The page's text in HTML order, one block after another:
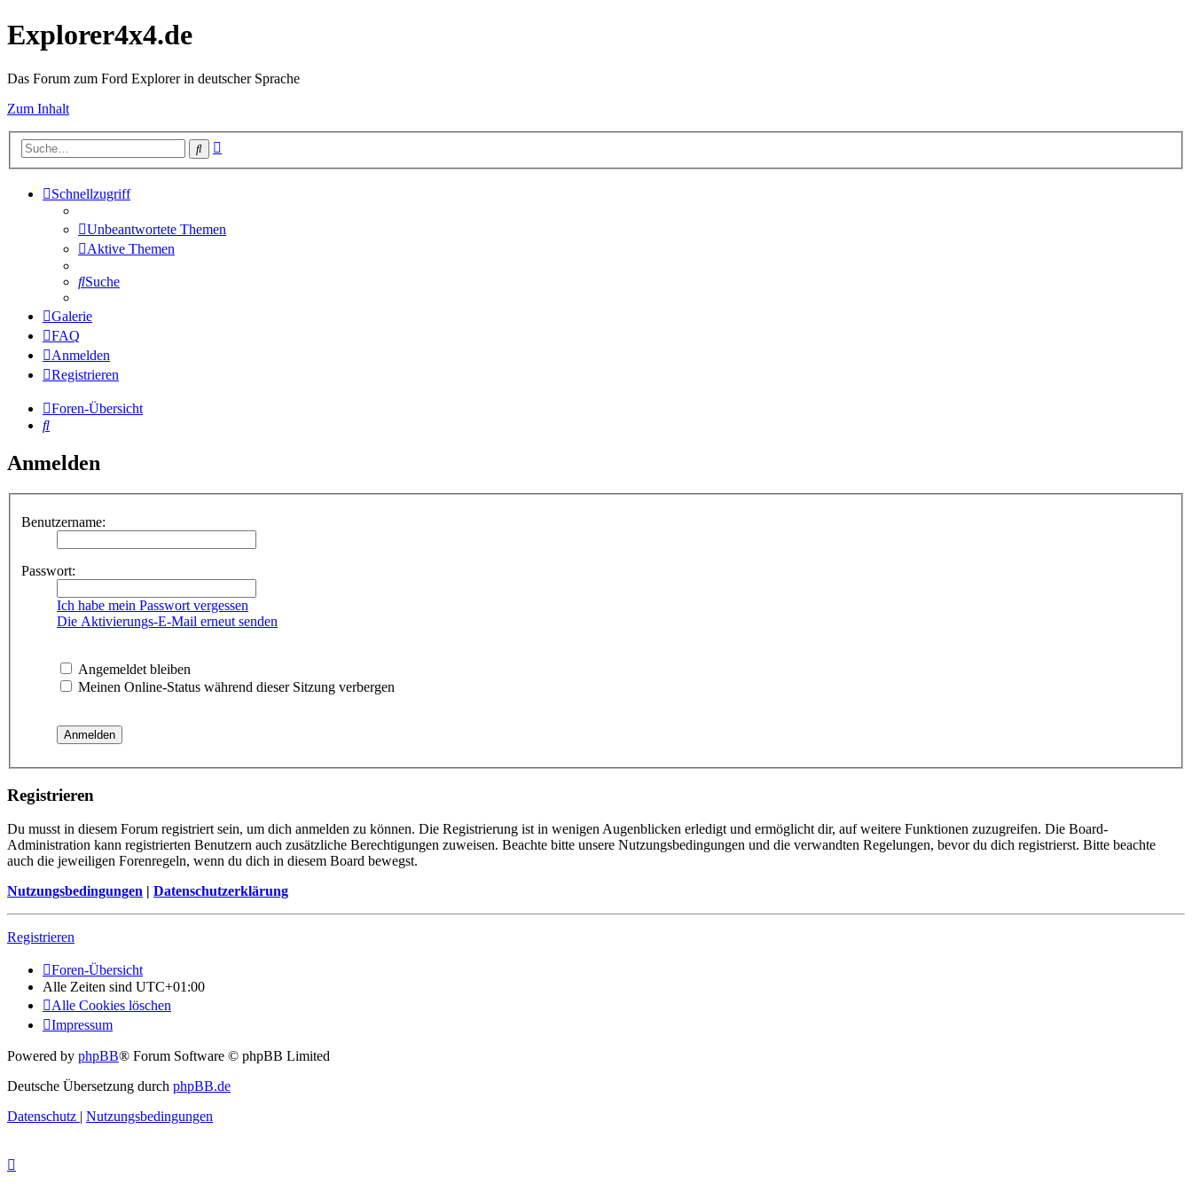
Explorer4x4.de
Das Forum zum Ford Explorer in deutscher Sprache
Zum Inhalt
Suche
Schnellzugriff
Unbeantwortete Themen
Aktive Themen
Suche
Galerie
FAQ
Anmelden
Registrieren
Foren-Übersicht
Suche
Anmelden
Benutzername:
Passwort:
Ich habe mein Passwort vergessen
Die Aktivierungs-E-Mail erneut senden
Angemeldet bleiben
Meinen Online-Status während dieser Sitzung verbergen
Registrieren
Du musst in diesem Forum registriert sein, um dich anmelden zu können. Die Registrierung ist in wenigen Augenblicken erledigt und ermöglicht dir, auf weitere Funktionen zuzugreifen. Die Board-
Administration kann registrierten Benutzern auch zusätzliche Berechtigungen zuweisen. Beachte bitte unsere Nutzungsbedingungen und die verwandten Regelungen, bevor du dich registrierst. Bitte beachte
auch die jeweiligen Forenregeln, wenn du dich in diesem Board bewegst.
Nutzungsbedingungen | Datenschutzerklärung
Registrieren
Foren-Übersicht
Alle Zeiten sind UTC+01:00
Alle Cookies löschen
Impressum
Powered by phpBB® Forum Software © phpBB Limited
Deutsche Übersetzung durch phpBB.de
Datenschutz | Nutzungsbedingungen